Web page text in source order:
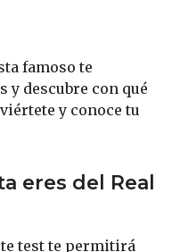
famoso te
y descubre con qué
y conoce tu
eres del Real
test te permitirá